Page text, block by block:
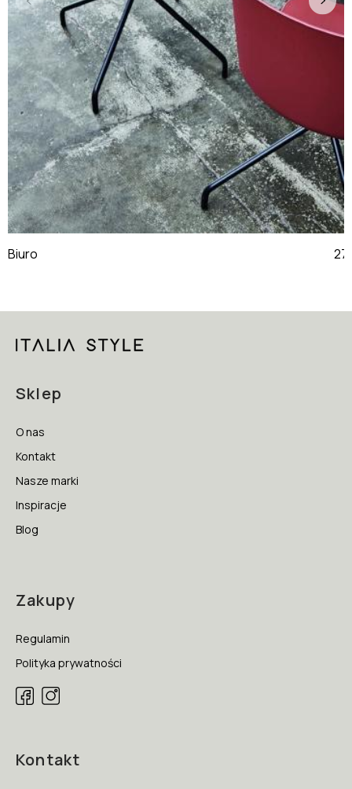
Biuro
Sklep
O nas
Kontakt
Nasze marki
Inspiracje
Blog
Zakupy
Regulamin
Polityka prywatności
Kontakt